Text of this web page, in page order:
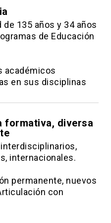
de 135 años y 34 años
de Educación
académicos
en sus disciplinas
formativa, diversa
internacionales.
permanente, nuevos
con